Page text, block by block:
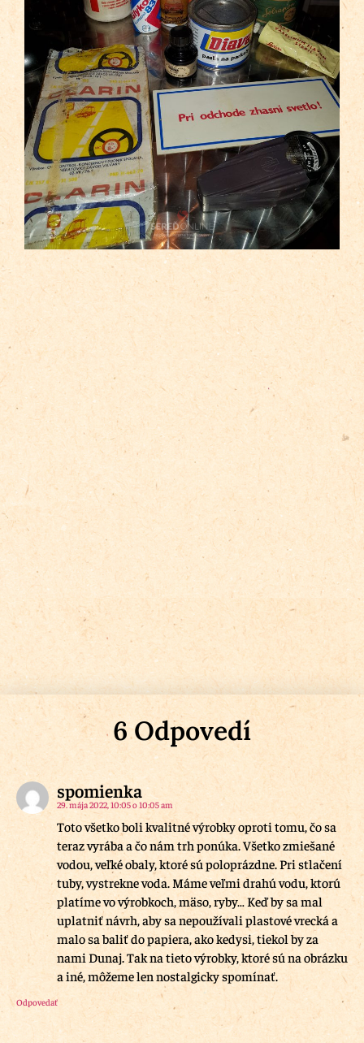
6 Odpovedí
spomienka
29. mája 2022, 10:05 o 10:05 am
Toto všetko boli kvalitné výrobky oproti tomu, čo sa
teraz vyrába a čo nám trh ponúka. Všetko zmiešané
vodou, veľké obaly, ktoré sú poloprázdne. Pri stlačení
tuby, vystrekne voda. Máme veľmi drahú vodu, ktorú
platíme vo výrobkoch, mäso, ryby… Keď by sa mal
uplatniť návrh, aby sa nepoužívali plastové vrecká a
malo sa baliť do papiera, ako kedysi, tiekol by za
nami Dunaj. Tak na tieto výrobky, ktoré sú na obrázku
a iné, môžeme len nostalgicky spomínať.
Odpovedať